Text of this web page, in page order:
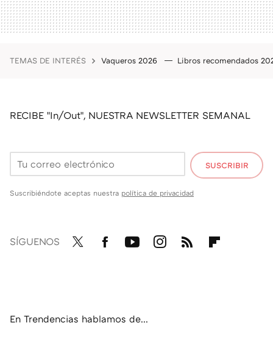
TEMAS DE INTERÉS Vaqueros 2026 Libros recomendados
RECIBE "In/Out", NUESTRA NEWSLETTER SEMANAL
SUSCRIBIR
Suscribiéndote aceptas nuestra política de privacidad
SÍGUENOS
En Trendencias hablamos de...